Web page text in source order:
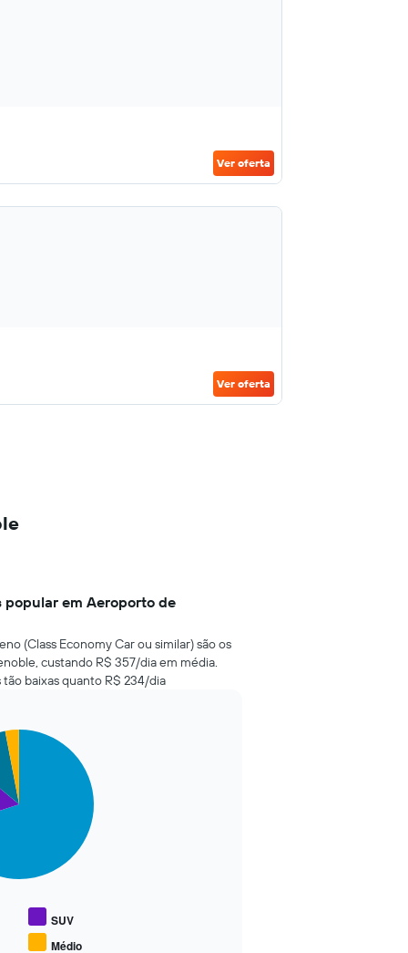
Ver oferta
Ver oferta
popular em Aeroporto de
(Class Economy Car ou similar) são os
custando R$ 357/dia em média.
baixas quanto R$ 234/dia
SUV
Médio